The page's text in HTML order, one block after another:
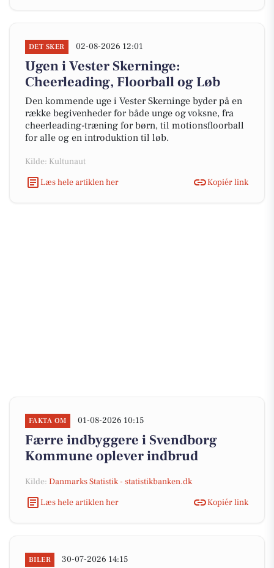
DET SKER 02-08-2026 12:01
Ugen i Vester Skerninge:
Cheerleading, Floorball og Løb
Den kommende uge i Vester Skerninge byder på en
række begivenheder for både unge og voksne, fra
cheerleading-træning for børn, til motionsfloorball
for alle og en introduktion til løb.
Kilde: Kultunaut
Læs hele artiklen her
Kopiér link
FAKTA OM 01-08-2026 10:15
Færre indbyggere i Svendborg
Kommune oplever indbrud
Kilde: Danmarks Statistik - statistikbanken.dk
Læs hele artiklen her
Kopiér link
BILER 30-07-2026 14:15